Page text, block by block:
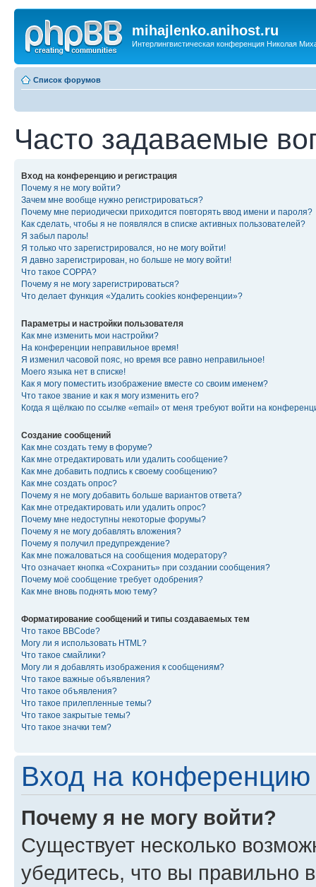
mihajlenko.anihost.ru
Интерлингвистическая конференция Николая
Список форумов
Часто задаваемые
Вход на конференцию и регистрация
Почему я не могу войти?
Зачем мне вообще нужно регистрироваться?
Почему мне периодически приходится повторять ввод имени и пароля?
Как сделать, чтобы я не появлялся в списке активных пользователей?
Я забыл пароль!
Я только что зарегистрировался, но не могу войти!
Я давно зарегистрирован, но больше не могу войти!
Что такое COPPA?
Почему я не могу зарегистрироваться?
Что делает функция «Удалить cookies конференции»?
Параметры и настройки пользователя
Как мне изменить мои настройки?
На конференции неправильное время!
Я изменил часовой пояс, но время все равно неправильное!
Моего языка нет в списке!
Как я могу поместить изображение вместе со своим именем?
Что такое звание и как я могу изменить его?
Когда я щёлкаю по ссылке «email» от меня требуют войти на
Создание сообщений
Как мне создать тему в форуме?
Как мне отредактировать или удалить сообщение?
Как мне добавить подпись к своему сообщению?
Как мне создать опрос?
Почему я не могу добавить больше вариантов ответа?
Как мне отредактировать или удалить опрос?
Почему мне недоступны некоторые форумы?
Почему я не могу добавлять вложения?
Почему я получил предупреждение?
Как мне пожаловаться на сообщения модератору?
Что означает кнопка «Сохранить» при создании сообщения?
Почему моё сообщение требует одобрения?
Как мне вновь поднять мою тему?
Форматирование сообщений и типы создаваемых тем
Что такое BBCode?
Могу ли я использовать HTML?
Что такое смайлики?
Могу ли я добавлять изображения к сообщениям?
Что такое важные объявления?
Что такое объявления?
Что такое прилепленные темы?
Что такое закрытые темы?
Что такое значки тем?
Вход на конференцию
Почему я не могу войти?
Существует несколько
убедитесь, что вы правильно